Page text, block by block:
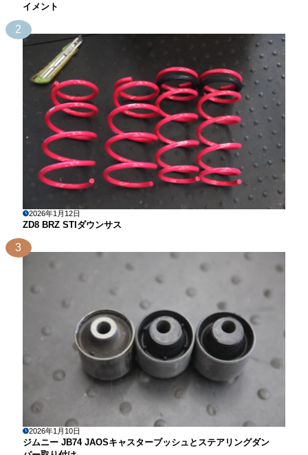
イメント
2
2026年1月12日
ZD8 BRZ STIダウンサス
3
2026年1月10日
ジムニー JB74 JAOSキャスターブッシュとステアリングダン